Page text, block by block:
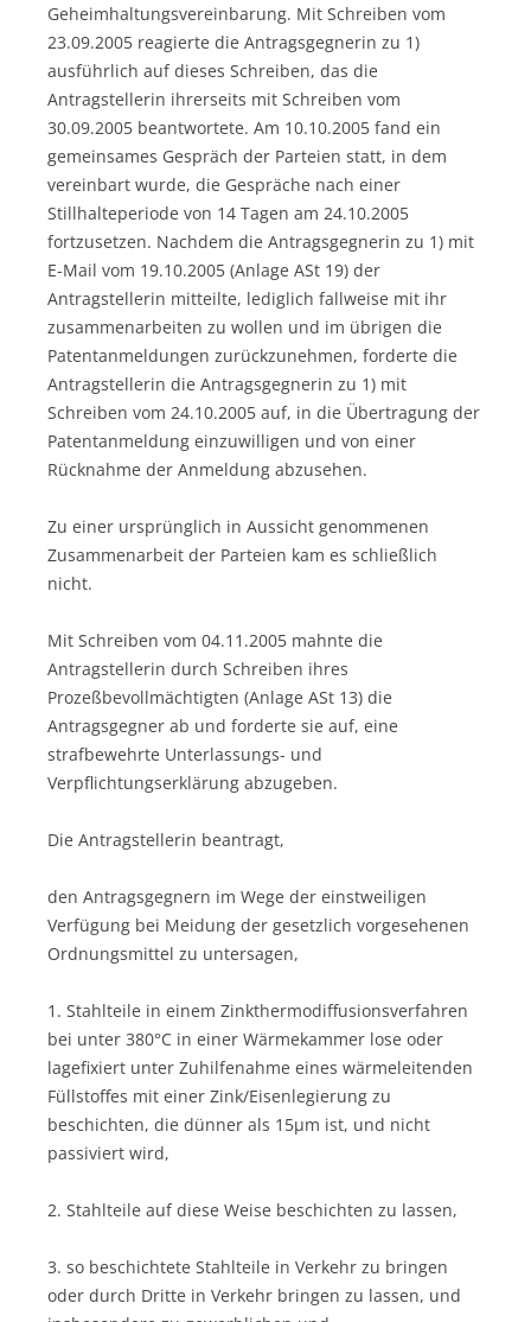
Geheimhaltungsvereinbarung. Mit Schreiben vom
23.09.2005 reagierte die Antragsgegnerin zu 1)
ausführlich auf dieses Schreiben, das die
Antragstellerin ihrerseits mit Schreiben vom
30.09.2005 beantwortete. Am 10.10.2005 fand ein
gemeinsames Gespräch der Parteien statt, in dem
vereinbart wurde, die Gespräche nach einer
Stillhalteperiode von 14 Tagen am 24.10.2005
fortzusetzen. Nachdem die Antragsgegnerin zu 1) mit
E-Mail vom 19.10.2005 (Anlage ASt 19) der
Antragstellerin mitteilte, lediglich fallweise mit ihr
zusammenarbeiten zu wollen und im übrigen die
Patentanmeldungen zurückzunehmen, forderte die
Antragstellerin die Antragsgegnerin zu 1) mit
Schreiben vom 24.10.2005 auf, in die Übertragung der
Patentanmeldung einzuwilligen und von einer
Rücknahme der Anmeldung abzusehen.
Zu einer ursprünglich in Aussicht genommenen
Zusammenarbeit der Parteien kam es schließlich
nicht.
Mit Schreiben vom 04.11.2005 mahnte die
Antragstellerin durch Schreiben ihres
Prozeßbevollmächtigten (Anlage ASt 13) die
Antragsgegner ab und forderte sie auf, eine
strafbewehrte Unterlassungs- und
Verpflichtungserklärung abzugeben.
Die Antragstellerin beantragt,
den Antragsgegnern im Wege der einstweiligen
Verfügung bei Meidung der gesetzlich vorgesehenen
Ordnungsmittel zu untersagen,
1. Stahlteile in einem Zinkthermodiffusionsverfahren
bei unter 380°C in einer Wärmekammer lose oder
lagefixiert unter Zuhilfenahme eines wärmeleitenden
Füllstoffes mit einer Zink/Eisenlegierung zu
beschichten, die dünner als 15µm ist, und nicht
passiviert wird,
2. Stahlteile auf diese Weise beschichten zu lassen,
3. so beschichtete Stahlteile in Verkehr zu bringen
oder durch Dritte in Verkehr bringen zu lassen, und